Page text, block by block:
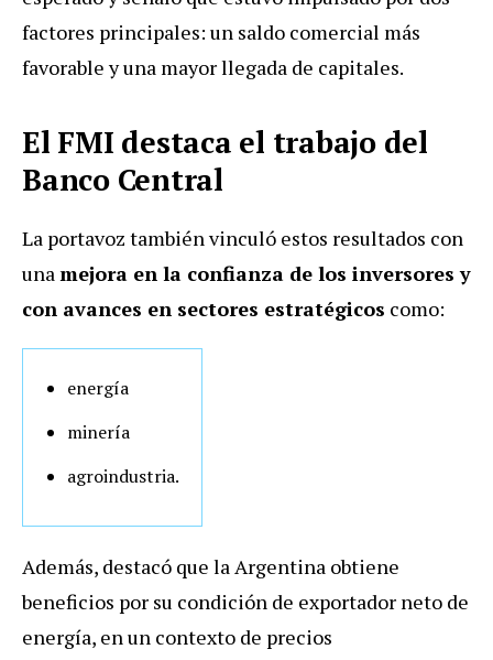
factores principales: un saldo comercial más
favorable y una mayor llegada de capitales.
El FMI destaca el trabajo del
Banco Central
La portavoz también vinculó estos resultados con
unamejora en la confianza de los inversores y
con avances en sectores estratégicos como:
energía
minería
agroindustria.
Además, destacó que la Argentina obtiene
beneficios por su condición de exportador neto de
energía, en un contexto de precios